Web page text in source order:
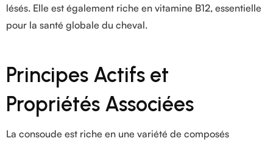
lésés. Elle est également riche en vitamine B12, essentielle
pour la santé globale du cheval.
Principes Actifs et
Propriétés Associées
La consoude est riche en une variété de composés